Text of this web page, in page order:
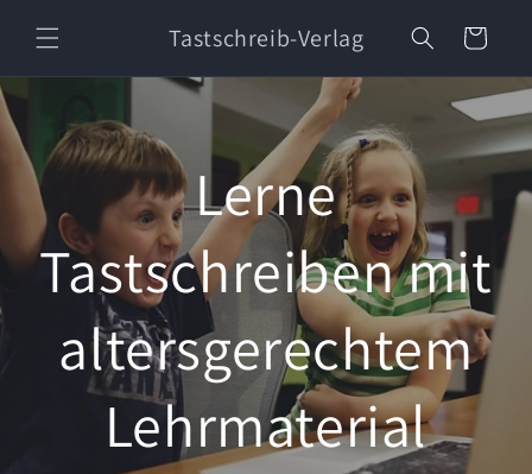
zum
Inhalt
Tastschreib-Verlag Warenkorb
Lerne
Tastschreiben mit
altersgerechtem
Lehrmaterial